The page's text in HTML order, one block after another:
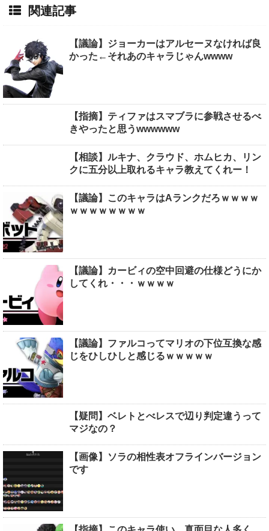
関連記事
【議論】ジョーカーはアルセーヌなければ良
かった←それあのキャラじゃんwwww
【指摘】ティファはスマブラに参戦させるべ
きやったと思うwwwwww
【相談】ルキナ、クラウド、ホムヒカ、リン
クに五分以上取れるキャラ教えてくれー！
【議論】このキャラはAランクだろｗｗｗｗ
ｗｗｗｗｗｗｗｗ
【議論】カービィの空中回避の仕様どうにか
してくれ・・・ｗｗｗｗ
【議論】ファルコってマリオの下位互換な感
じをひしひしと感じるｗｗｗｗｗ
【疑問】ベレトとべレスで辺り判定違うって
マジなの？
【画像】ソラの相性表オフラインバージョン
です